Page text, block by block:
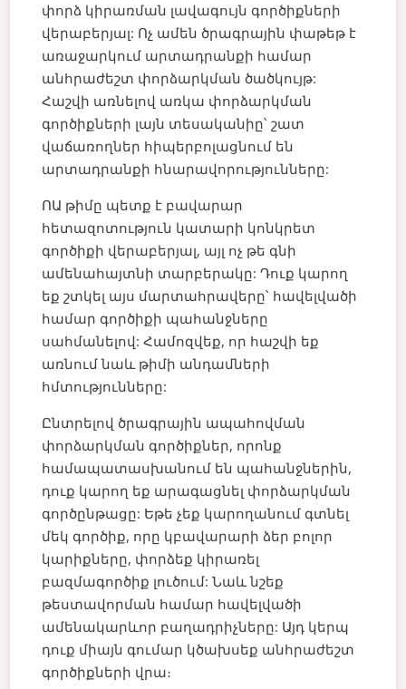
փորձ կիրառման լավագույն գործիքների
վերաբերյալ: Ոչ ամեն ծրագրային փաթեթ է
առաջարկում արտադրանքի համար
անհրաժեշտ փորձարկման ծածկույթ:
Հաշվի առնելով առկա փորձարկման
գործիքների լայն տեսականիը՝ շատ
վաճառողներ հիպերբոլացնում են
արտադրանքի հնարավորությունները:
ՈԱ թիմը պետք է բավարար
հետազոտություն կատարի կոնկրետ
գործիքի վերաբերյալ, այլ ոչ թե գնի
ամենահայտնի տարբերակը: Դուք կարող
եք շտկել այս մարտահրավերը՝ հավելվածի
համար գործիքի պահանջները
սահմանելով: Համոզվեք, որ հաշվի եք
առնում նաև թիմի անդամների
հմտությունները:
Ընտրելով ծրագրային ապահովման
փորձարկման գործիքներ, որոնք
համապատասխանում են պահանջներին,
դուք կարող եք արագացնել փորձարկման
գործընթացը: Եթե չեք կարողանում գտնել
մեկ գործիք, որը կբավարարի ձեր բոլոր
կարիքները, փորձեք կիրառել
բազմագործիք լուծում: Նաև նշեք
թեստավորման համար հավելվածի
ամենակարևոր բաղադրիչները: Այդ կերպ
դուք միայն գումար կծախսեք անհրաժեշտ
գործիքների վրա։